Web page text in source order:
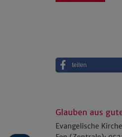
teilen
Glauben aus
Evangelische